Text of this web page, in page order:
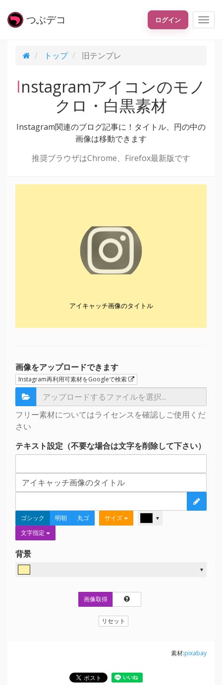
つぶデコ ログイン
トップ 旧テンプレ
Instagramアイコンのモノ
クロ・白黒素材
Instagram関連のブログ記事に！タイトル、円の中の
画像は移動できます
推奨ブラウザはChrome、Firefox最新版です
アイキャッチ画像のタイトル
画像をアップロードできます
Instagram再利用可素材をGoogleで検索
フリー素材についてはライセンスを確認しご使用くだ
さい
テキスト設定（不要な場合は文字を削除して下さい）
ゴシック 明朝 丸ゴ サイズ ▼
文字指定
背景
▼
画像取得
リセット
素材:pixabay